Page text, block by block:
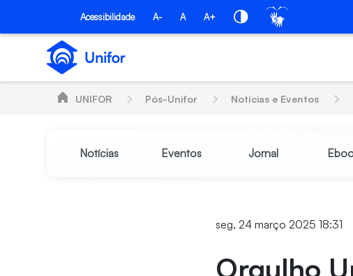
Pular para o Conteúdo principal
Acessibilidade A- A A+
UNIFOR Pós-Unifor Notícias e Eventos
Notícias Eventos Jornal
seg, 24 março 2025 18:31
Orgulho